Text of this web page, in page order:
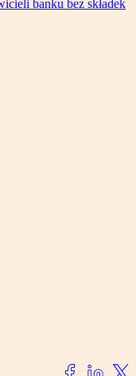
banku bez składek